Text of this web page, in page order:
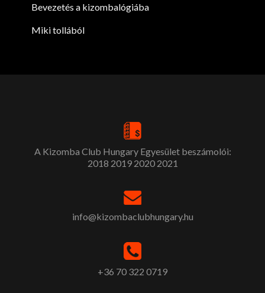
Bevezetés a kizombalógiába
Miki tollából
A Kizomba Club Hungary Egyesület beszámolói:
2018 2019 2020 2021
info@kizombaclubhungary.hu
+36 70 322 0719